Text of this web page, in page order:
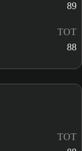
89
TOT
88
TOT